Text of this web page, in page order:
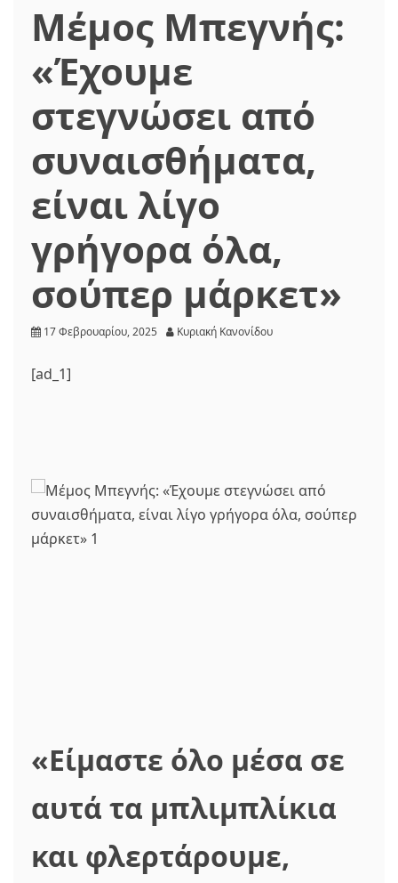
Μέμος Μπεγνής:
«Έχουμε
στεγνώσει από
συναισθήματα,
είναι λίγο
γρήγορα όλα,
σούπερ μάρκετ»
17 Φεβρουαρίου, 2025 Κυριακή Κανονίδου
[ad_1]
«Είμαστε όλο μέσα σε
αυτά τα μπλιμπλίκια
και φλερτάρουμε,